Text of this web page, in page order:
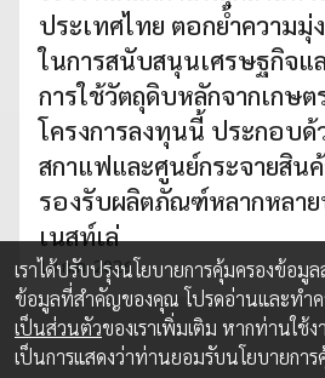
ประเทศไทย ตอกย้ำความมุ่
ในการสนับสนุนเศรษฐกิจแ
การใช้วัตถุดิบหลักจากเกษ
โครงการลงทุนนี้ ประกอบด้
สกาแฟและศูนย์กระจายสิน
รองรับผลิตภัณฑ์หลากหลา
เนสท์เล่
10 ก.ค. 2026
เราได้ปรับปรุงนโยบายการคุ้มครองข้อ
ข้อมูลที่สำคัญของคุณ โปรดอ่านและทำค
เป็นส่วนตัวของเราเพิ่มเติม หากท่านใช้
เป็นการแสดงว่าท่านยอมรับนโยบายกา